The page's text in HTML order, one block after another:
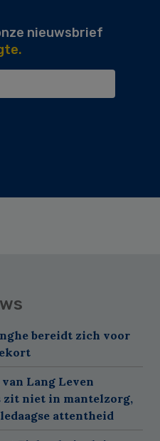
nieuwsbrief
bereidt zich voor
Lang Leven
zit niet in mantelzorg,
attentheid